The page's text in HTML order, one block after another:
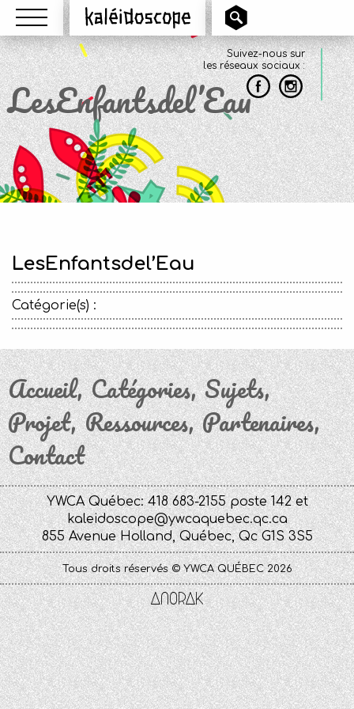
Menu Kaléidoscope
Suivez-nous sur
les réseaux sociaux :
LesEnfantsdel’Eau
LesEnfantsdel’Eau
Catégorie(s) :
Accueil Catégories Sujets
Projet Ressources Partenaires
Contact
YWCA Québec: 418 683-2155 poste 142 et
kaleidoscope@ywcaquebec.qc.ca
855 Avenue Holland, Québec, Qc G1S 3S5
Tous droits réservés © YWCA QUÉBEC 2026
Anorak
Studio